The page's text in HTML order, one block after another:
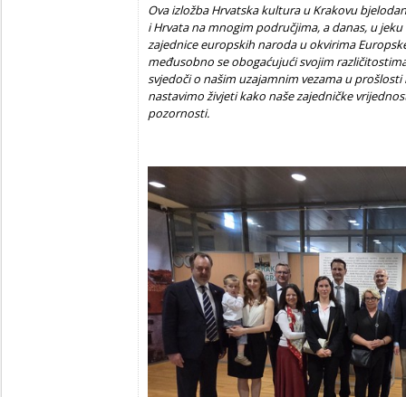
Ova izložba Hrvatska kultura u Krakovu
i Hrvata na mnogim područjima, a danas, u
zajednice europskih naroda u okvirima
međusobno se obogaćujući svojim
svjedoči o našim uzajamnim vezama u
nastavimo živjeti kako naše zajedničke
pozornosti.